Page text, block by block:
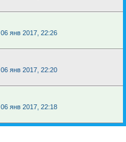
06 янв 2017, 22:26
06 янв 2017, 22:20
06 янв 2017, 22:18